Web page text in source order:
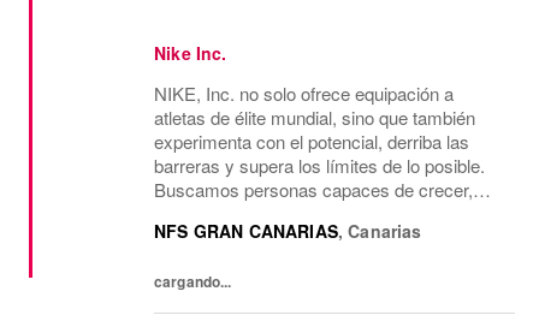
Nike Inc.
NIKE, Inc. no solo ofrece equipación a
atletas de élite mundial, sino que también
experimenta con el potencial, derriba las
barreras y supera los límites de lo posible.
Buscamos personas capaces de crecer,
empresa anima a aceptar la diversidad y
NFS GRAN CANARIAS,Canarias
cargando...